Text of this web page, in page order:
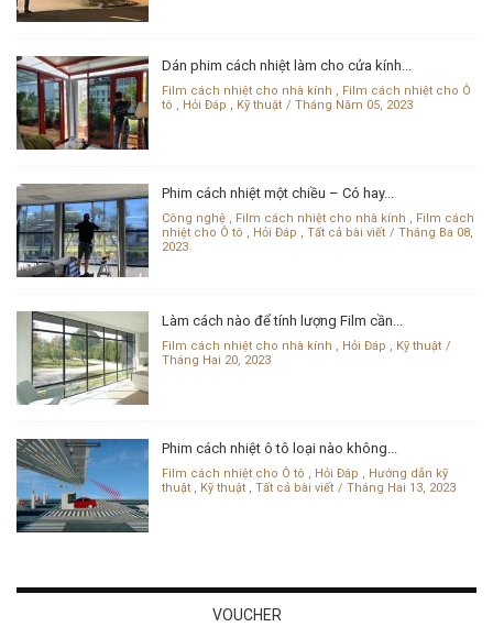
Dán phim cách nhiệt làm cho cửa kính...
Film cách nhiệt cho nhà kính , Film cách nhiệt cho Ô
tô , Hỏi Đáp , Kỹ thuật Tháng Năm 05, 2023
Phim cách nhiệt một chiều – Có hay...
Công nghệ , Film cách nhiệt cho nhà kính , Film cách
nhiệt cho Ô tô , Hỏi Đáp , Tất cả bài viết
Tháng Ba 08,
2023
Làm cách nào để tính lượng Film cần...
Film cách nhiệt cho nhà kính , Hỏi Đáp , Kỹ thuật
Tháng Hai 20, 2023
Phim cách nhiệt ô tô loại nào không...
Film cách nhiệt cho Ô tô , Hỏi Đáp , Hướng dẫn kỹ
thuật , Kỹ thuật , Tất cả bài viết Tháng Hai 13, 2023
VOUCHER